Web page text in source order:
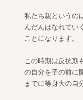
私たち親というの
んだんはなれてい
ことになります。
この時期は反抗期
の自分を子の前に
までに等身大の自